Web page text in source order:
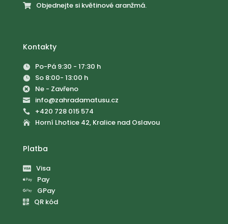
 Objednejte si květinové aranžmá.
Kontakty
 Po-Pá 9:30 - 17:30 h
 So 8:00- 13:00 h
 Ne - Zavřeno
 info@zahradamatusu.cz
 +420 728 015 574
 Horní Lhotice 42, Kralice nad Oslavou
Platba
 Visa
 Pay
 GPay
 QR kód